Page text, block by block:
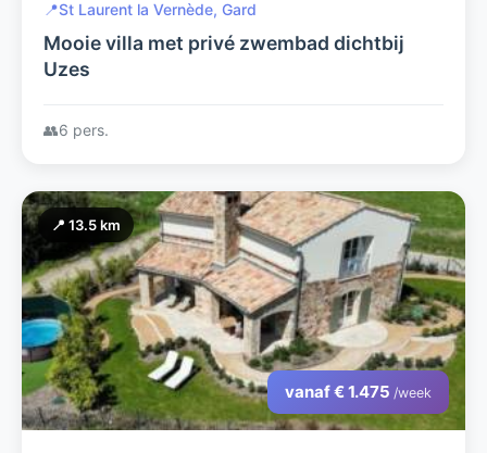
📍St Laurent la Vernède, Gard
Mooie villa met privé zwembad dichtbij
Uzes
👥6 pers.
📍 13.5 km
vanaf € 1.475 /week